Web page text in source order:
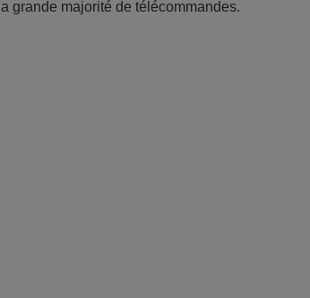
la grande majorité de télécommandes.